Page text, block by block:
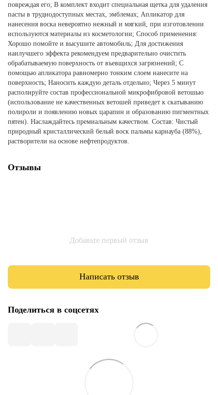
повреждая его; В комплект входит специальная щетка для удаления
пасты в труднодоступных местах, эмблемах; Апликатор для
нанесения воска невероятно нежный и мягкий, при изготовлении
используются материалы из косметологии; Способ применения:
Хорошо помойте и высушите автомобиль; Для достижения
наилучшего эффекта рекомендуем предварительно очистить
обрабатываемую поверхность от въевщихся загрязнений; С
помощью апликатора равномерно тонким слоем нанесите на
поверхность; Наносить каждую деталь отдельно; Через 5 минут
располируйте состав профессиональной микрофибровой ветошью
(использование не качественных ветошей приведет к скатыванию
полироли и появлению новых царапин и образованию пигментных
пятен). Наслаждайтесь премиальным качеством. Состав: Чистый
природный кристаллический белый воск пальмы карнауба (88%),
растворители на основе нефтепродуктов.
Отзывы
Добавьте первый отзыв
Написать отзыв
Поделиться в соцсетях